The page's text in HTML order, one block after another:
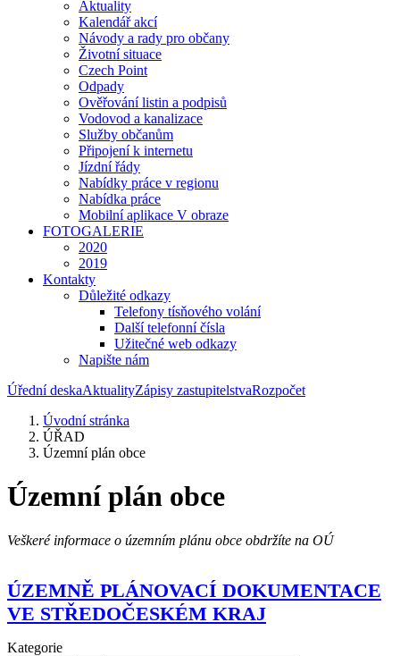
Aktuality
Kalendář akcí
Návody a rady pro občany
Životní situace
Czech Point
Odpady
Ověřování listin a podpisů
Vodovod a kanalizace
Služby občanům
Připojení k internetu
Jízdní řády
Nabídky práce v regionu
Nabídka práce
Mobilní aplikace V obraze
FOTOGALERIE
2020
2019
Kontakty
Důležité odkazy
Telefony tísňového volání
Další telefonní čísla
Užitečné web odkazy
Napište nám
Úřední deskaAktualityZápisy zastupitelstvaRozpočet
Úvodní stránka
ÚŘAD
Územní plán obce
Územní plán obce
Veškeré informace o územním plánu obce obdržíte na OÚ
ÚZEMNĚ PLÁNOVACÍ DOKUMENTACE
VE STŘEDOČESKÉM KRAJ
Kategorie